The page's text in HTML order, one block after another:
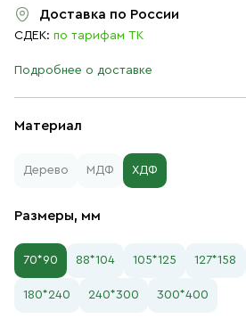
Материал
Дерево МДФ ХДФ
Размеры, мм
70*90 88*104 105*125 127*158
180*240 240*300 300*400
Доставка по России
СДЕК: по тарифам ТК
Подробнее о доставке